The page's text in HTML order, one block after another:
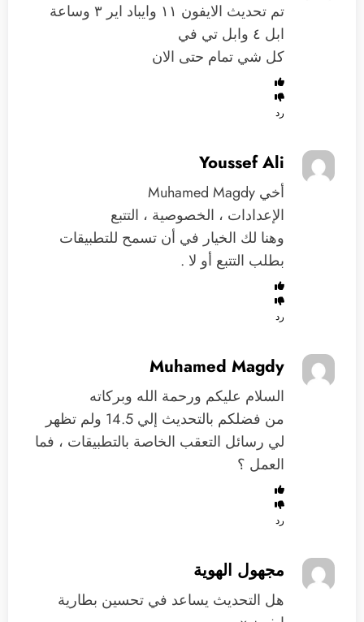
تم تحديث الايفون ١١ وايباد اير ٣ وساعة
ابل ٤ وابل تي في
كل شي تمام حتى الان
رد
Youssef Ali
أخي Muhamed Magdy
الإعدادات ، الخصوصية ، التتبع
وهنا لك الخيار في أن تسمح للتطبيقات
بطلب التتبع أو لا .
رد
Muhamed Magdy
السلام عليكم ورحمة الله وبركاته
من فضلكم بالتحديث إلي 14.5 ولم تظهر
لي رسائل التعقب الخاصة بالتطبيقات ، فما
العمل ؟
رد
مجهول الهوية
هل التحديث يساعد في تحسين بطارية